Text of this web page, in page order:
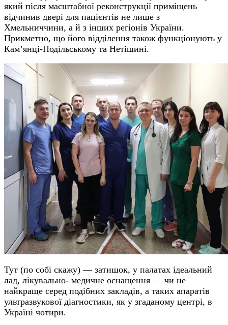
який після масштабної реконструкції приміщень
відчинив двері для пацієнтів не лише з
Хмельниччини, а й з інших регіонів України.
Прикметно, що його відділення також функціонують у
Кам’янці-Подільському та Нетішині.
Тут (по собі скажу) — затишок, у палатах ідеальний
лад, лікувально- медичне оснащення — чи не
найкраще серед подібних закладів, а таких апаратів
ультразвукової діагностики, як у згаданому центрі, в
Україні чотири.